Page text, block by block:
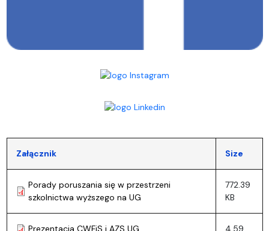
Załącznik Size
Porady poruszania się w przestrzeni
szkolnictwa wyższego na UG
772.39
KB
Prezentacja CWFiS i AZS UG 4.59